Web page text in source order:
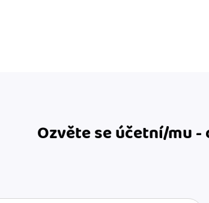
Ozvěte se účetní/mu